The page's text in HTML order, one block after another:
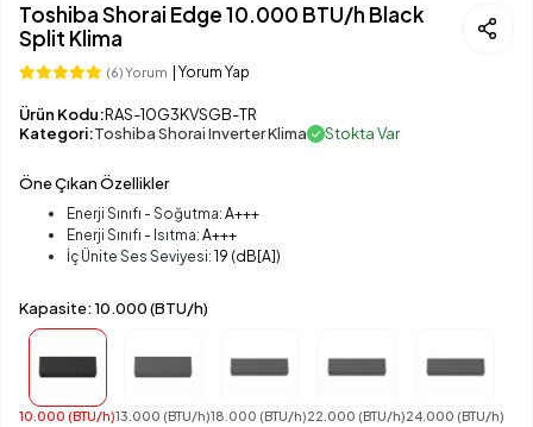
Toshiba Shorai Edge 10.000 BTU/h Black
Split Klima
(6) Yorum | Yorum Yap
Ürün Kodu:RAS-10G3KVSGB-TR
Kategori:Toshiba Shorai Inverter Klima Stokta Var
Öne Çıkan Özellikler
Enerji Sınıfı - Soğutma: A+++
Enerji Sınıfı - Isıtma: A+++
İç Ünite Ses Seviyesi: 19 (dB[A])
Kapasite: 10.000 (BTU/h)
10.000 (BTU/h)13.000 (BTU/h)18.000 (BTU/h)22.000 (BTU/h)24.000 (BTU/h)